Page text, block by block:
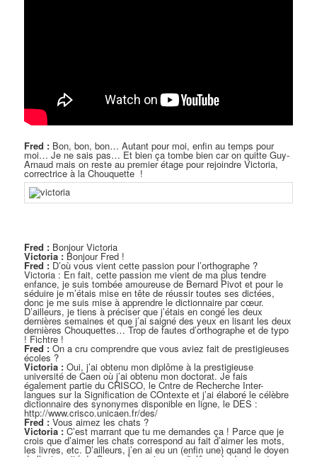
Fred : Bon, bon, bon… Autant pour moi, enfin au temps pour
moi… Je ne sais pas… Et bien ça tombe bien car on quitte Guy-
Arnaud mais on reste au premier étage pour rejoindre Victoria,
correctrice à la Chouquette !
Fred : Bonjour Victoria
Victoria : Bonjour Fred !
Fred : D’où vous vient cette passion pour l’orthographe ?
Victoria : En fait, cette passion me vient de ma plus tendre
enfance, je suis tombée amoureuse de Bernard Pivot et pour le
séduire je m’étais mise en tête de réussir toutes ses dictées,
donc je me suis mise à apprendre le dictionnaire par cœur.
D’ailleurs, je tiens à préciser que j’étais en congé les deux
dernières semaines et que j’ai saigné des yeux en lisant les deux
dernières Chouquettes… Trop de fautes d’orthographe et de typo
! Fichtre !
Fred : On a cru comprendre que vous aviez fait de prestigieuses
écoles ?
Victoria :Oui, j’ai obtenu mon diplôme à la prestigieuse
université de Caen où j’ai obtenu mon doctorat. Je fais
également partie du CRISCO, le Cntre de Recherche Inter-
langues sur la Signification de COntexte et j’ai élaboré le célèbre
dictionnaire des synonymes disponible en ligne, le DES :
http://www.crisco.unicaen.fr/des/
Fred : Vous aimez les chats ?
Victoria :C’est marrant que tu me demandes ça ! Parce que je
crois que d’aimer les chats correspond au fait d’aimer les mots,
les livres, etc. D’ailleurs, j’en ai eu un (enfin une) quand le doyen